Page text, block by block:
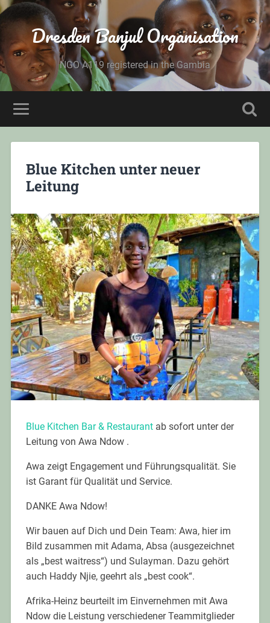
Dresden Banjul Organisation
NGO A119 registered in the Gambia
Blue Kitchen unter neuer
Leitung
Blue Kitchen Bar & Restaurantab sofort unter der
Leitung von Awa Ndow .
Awa zeigt Engagement und Führungsqualität. Sie
ist Garant für Qualität und Service.
DANKE Awa Ndow!
Wir bauen auf Dich und Dein Team: Awa, hier im
Bild zusammen mit Adama, Absa (ausgezeichnet
als „best waitress“) und Sulayman. Dazu gehört
auch Haddy Njie, geehrt als „best cook“.
Afrika-Heinz beurteilt im Einvernehmen mit Awa
Ndow die Leistung verschiedener Teammitglieder